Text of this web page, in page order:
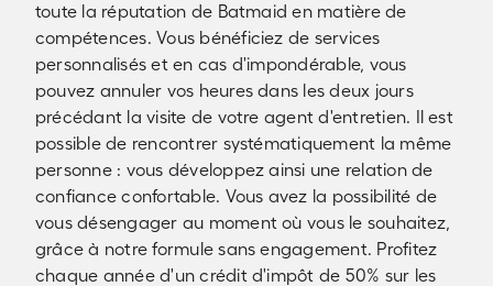
toute la réputation de Batmaid en matière de
compétences. Vous bénéficiez de services
personnalisés et en cas d'impondérable, vous
pouvez annuler vos heures dans les deux jours
précédant la visite de votre agent d'entretien. Il est
possible de rencontrer systématiquement la même
personne : vous développez ainsi une relation de
confiance confortable. Vous avez la possibilité de
vous désengager au moment où vous le souhaitez,
grâce à notre formule sans engagement. Profitez
chaque année d'un crédit d'impôt de 50% sur les